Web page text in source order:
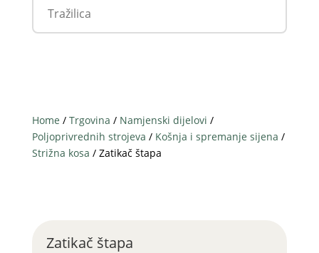
Home / Trgovina / Namjenski dijelovi /
Poljoprivrednih strojeva / Košnja i spremanje sijena /
Strižna kosa / Zatikač štapa
Zatikač štapa